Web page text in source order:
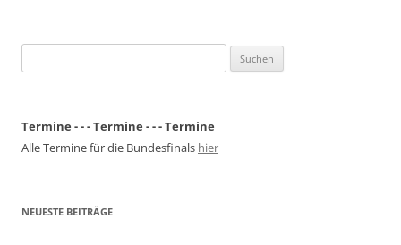
nach:
Termine - - - Termine - - - Termine
Alle Termine für die Bundesfinals hier
NEUESTE BEITRÄGE